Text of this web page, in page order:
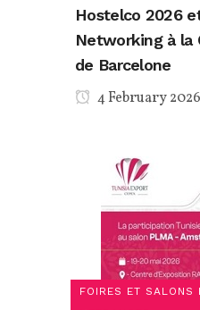
Hostelco 2026
Networking à la
de Barcelone
4 February 2026
FOIRES ET SALONS